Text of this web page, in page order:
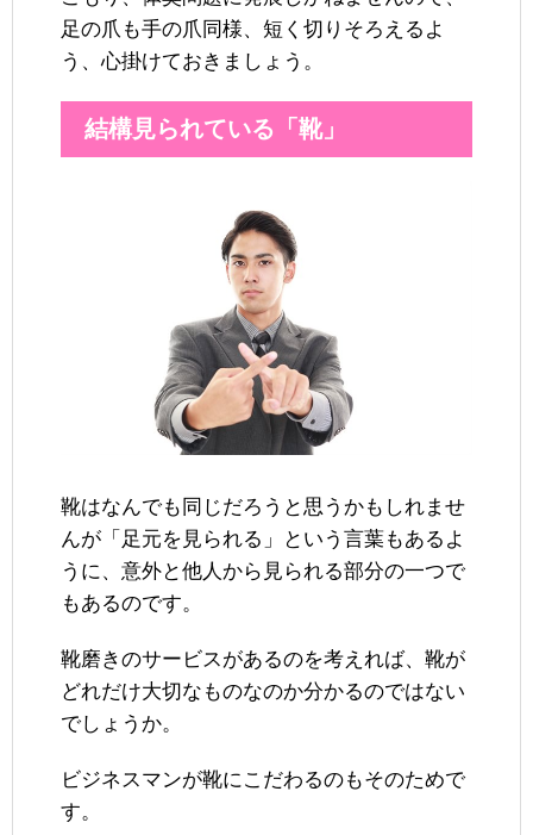
足の爪も手の爪同様、短く切りそろえるよ
う、心掛けておきましょう。
結構見られている「靴」
靴はなんでも同じだろうと思うかもしれませ
んが「足元を見られる」という言葉もあるよ
うに、意外と他人から見られる部分の一つで
もあるのです。
靴磨きのサービスがあるのを考えれば、靴が
どれだけ大切なものなのか分かるのではない
でしょうか。
ビジネスマンが靴にこだわるのもそのためで
す。